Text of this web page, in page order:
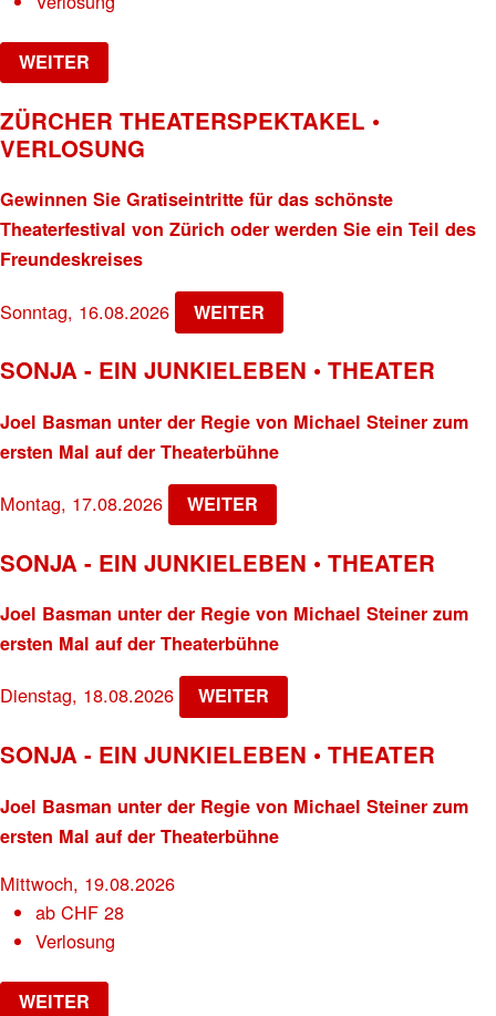
WEITER
ZÜRCHER THEATERSPEKTAKEL •
VERLOSUNG
Gewinnen Sie Gratiseintritte für das schönste
Theaterfestival von Zürich oder werden Sie ein Teil des
Freundeskreises
Sonntag, 16.08.2026 WEITER
SONJA - EIN JUNKIELEBEN • THEATER
Joel Basman unter der Regie von Michael Steiner zum
ersten Mal auf der Theaterbühne
Montag, 17.08.2026 WEITER
SONJA - EIN JUNKIELEBEN • THEATER
Joel Basman unter der Regie von Michael Steiner zum
ersten Mal auf der Theaterbühne
Dienstag, 18.08.2026 WEITER
SONJA - EIN JUNKIELEBEN • THEATER
Joel Basman unter der Regie von Michael Steiner zum
ersten Mal auf der Theaterbühne
Mittwoch, 19.08.2026
abCHF 28
Verlosung
WEITER